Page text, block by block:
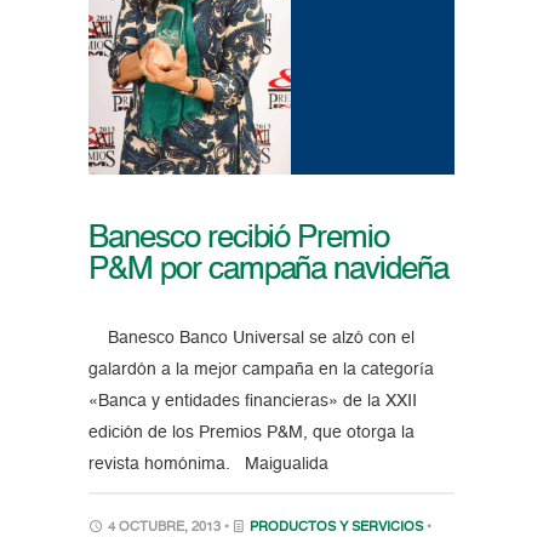
Banesco recibió Premio
P&M por campaña navideña
Banesco Banco Universal se alzó con el
galardón a la mejor campaña en la categoría
«Banca y entidades financieras» de la XXII
edición de los Premios P&M, que otorga la
revista homónima. Maigualida
4 OCTUBRE, 2013 • PRODUCTOS Y SERVICIOS •